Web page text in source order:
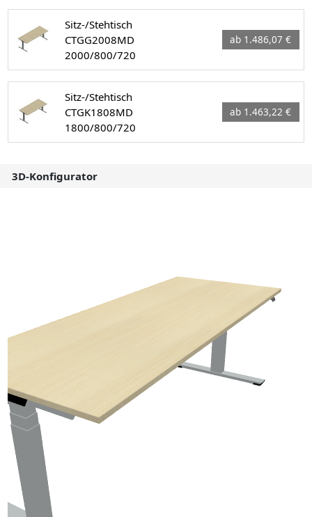
Sitz-/Stehtisch
CTGG2008MD
2000/800/720
ab 1.486,07 €
Sitz-/Stehtisch
CTGK1808MD
1800/800/720
ab 1.463,22 €
3D-Konfigurator